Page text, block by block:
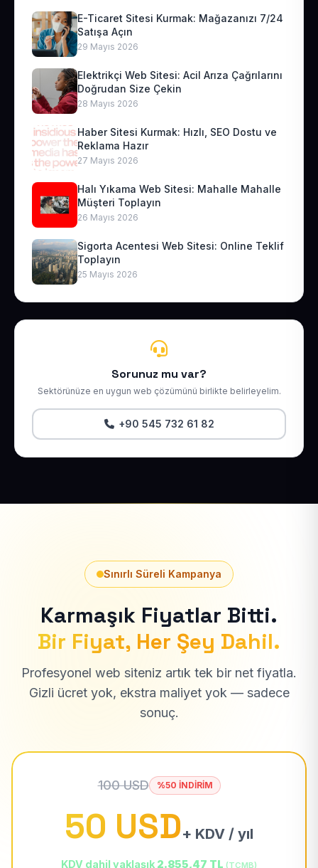
E-Ticaret Sitesi Kurmak: Mağazanızı 7/24
Satışa Açın
29 Mayıs 2026
Elektrikçi Web Sitesi: Acil Arıza Çağrılarını
Doğrudan Size Çekin
28 Mayıs 2026
Haber Sitesi Kurmak: Hızlı, SEO Dostu ve
Reklama Hazır
27 Mayıs 2026
Halı Yıkama Web Sitesi: Mahalle Mahalle
Müşteri Toplayın
26 Mayıs 2026
Sigorta Acentesi Web Sitesi: Online Teklif
Toplayın
25 Mayıs 2026
Sorunuz mu var?
Sektörünüze en uygun web çözümünü birlikte belirleyelim.
+90 545 732 61 82
Sınırlı Süreli Kampanya
Karmaşık Fiyatlar Bitti.
Bir Fiyat, Her Şey Dahil.
Profesyonel web siteniz artık tek bir net fiyatla.
Gizli ücret yok, ekstra maliyet yok — sadece
sonuç.
100 USD %50 İNDİRİM
50 USD+ KDV / yıl
KDV dahil yaklaşık 2.855,47 TL (TCMB)